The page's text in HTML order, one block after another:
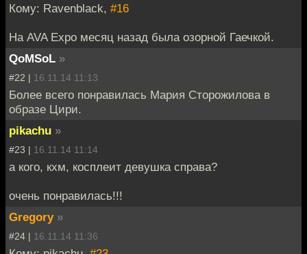
Кому: Ravenblack, #16
На AVA Expo месяц назад была озорной Гаечкой.
QoMSoL »
#22 | 16.11.14 11:13
Более всего понравилась Мария Сторожилова в
образе Цири.
pikachu »
#23 | 16.11.14 11:14
а кого, кхм, косплеит девушка справа?
очень понравилась!!!
Gregory »
#24 | 16.11.14 11:36